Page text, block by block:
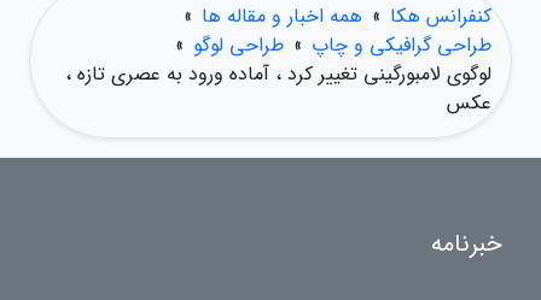
کنفرانس هکا » همه اخبار و مقاله ها »
طراحی گرافیکی و چاپ » طراحی لوگو »
لوگوی لامبورگینی تغییر کرد ، آماده ورود به عصری تازه ،
عکس
خبرنامه